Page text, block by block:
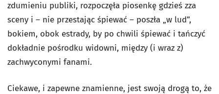
zdumieniu publiki, rozpoczęła piosenkę gdzieś zza
sceny i – nie przestając śpiewać – poszła „w lud”,
bokiem, obok estrady, by po chwili śpiewać i tańczyć
dokładnie pośrodku widowni, między (i wraz z)
zachwyconymi fanami.
Ciekawe, i zapewne znamienne, jest swoją drogą to, że